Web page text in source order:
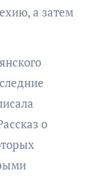
а затем
о